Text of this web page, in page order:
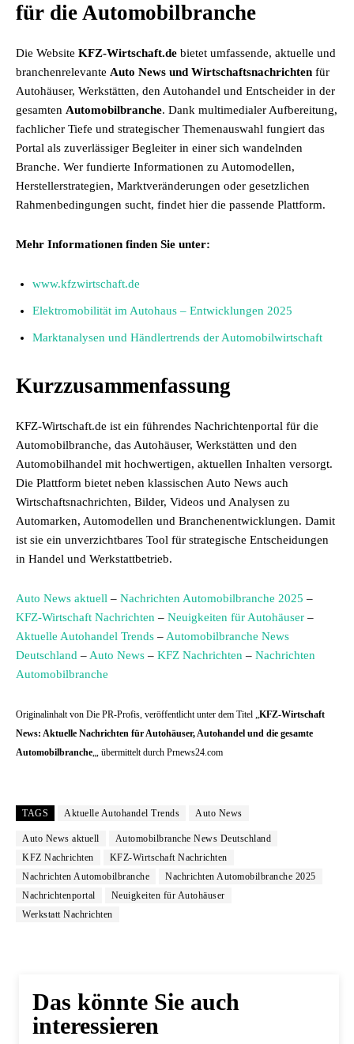
für die Automobilbranche
Die Website KFZ-Wirtschaft.de bietet umfassende, aktuelle und
branchenrelevante Auto News und Wirtschaftsnachrichten für
Autohäuser, Werkstätten, den Autohandel und Entscheider in der
gesamten Automobilbranche. Dank multimedialer Aufbereitung,
fachlicher Tiefe und strategischer Themenauswahl fungiert das
Portal als zuverlässiger Begleiter in einer sich wandelnden
Branche. Wer fundierte Informationen zu Automodellen,
Herstellerstrategien, Marktveränderungen oder gesetzlichen
Rahmenbedingungen sucht, findet hier die passende Plattform.
Mehr Informationen finden Sie unter:
www.kfzwirtschaft.de
Elektromobilität im Autohaus – Entwicklungen 2025
Marktanalysen und Händlertrends der Automobilwirtschaft
Kurzzusammenfassung
KFZ-Wirtschaft.de ist ein führendes Nachrichtenportal für die
Automobilbranche, das Autohäuser, Werkstätten und den
Automobilhandel mit hochwertigen, aktuellen Inhalten versorgt.
Die Plattform bietet neben klassischen Auto News auch
Wirtschaftsnachrichten, Bilder, Videos und Analysen zu
Automarken, Automodellen und Branchenentwicklungen. Damit
ist sie ein unverzichtbares Tool für strategische Entscheidungen
in Handel und Werkstattbetrieb.
Auto News aktuell – Nachrichten Automobilbranche 2025 –
KFZ-Wirtschaft Nachrichten – Neuigkeiten für Autohäuser –
Aktuelle Autohandel Trends – Automobilbranche News
Deutschland – Auto News – KFZ Nachrichten – Nachrichten
Automobilbranche
Originalinhalt von Die PR-Profis, veröffentlicht unter dem Titel „KFZ-Wirtschaft
News: Aktuelle Nachrichten für Autohäuser, Autohandel und die gesamte
Automobilbranche„, übermittelt durch Prnews24.com
TAGS Aktuelle Autohandel Trends Auto News
Auto News aktuell
Automobilbranche News Deutschland
KFZ Nachrichten
KFZ-Wirtschaft Nachrichten
Nachrichten Automobilbranche
Nachrichten Automobilbranche 2025
Nachrichtenportal
Neuigkeiten für Autohäuser
Werkstatt Nachrichten
Das könnte Sie auch
interessieren